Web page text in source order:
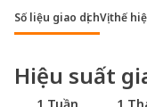
Số liệu giao dịchVị thế
Hiệu suất